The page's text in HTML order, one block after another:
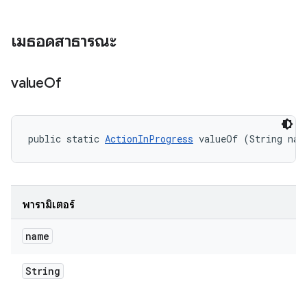
เมธอดสาธารณะ
valueOf
public static ActionInProgress valueOf (String
พารามิเตอร์
name
String